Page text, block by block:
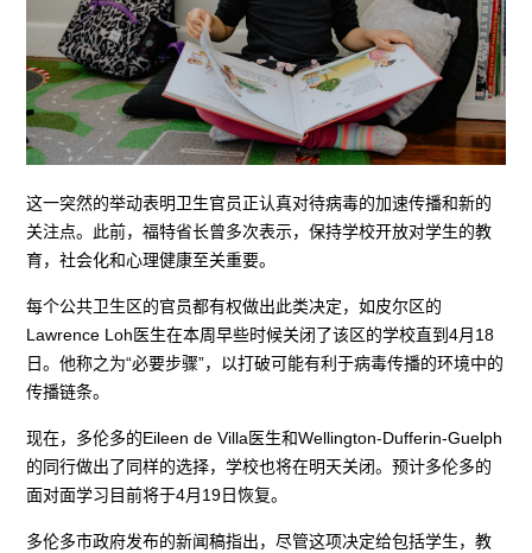
这一突然的举动表明卫生官员正认真对待病毒的加速传播和新的
关注点。此前，福特省长曾多次表示，保持学校开放对学生的教
育，社会化和心理健康至关重要。
每个公共卫生区的官员都有权做出此类决定，如皮尔区的
Lawrence Loh医生在本周早些时候关闭了该区的学校直到4月18
日。他称之为“必要步骤”，以打破可能有利于病毒传播的环境中的
传播链条。
现在，多伦多的Eileen de Villa医生和Wellington-Dufferin-Guelph
的同行做出了同样的选择，学校也将在明天关闭。预计多伦多的
面对面学习目前将于4月19日恢复。
多伦多市政府发布的新闻稿指出，尽管这项决定给包括学生，教